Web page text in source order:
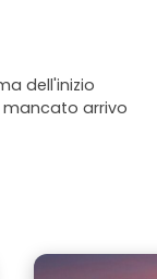
dell'inizio
mancato arrivo